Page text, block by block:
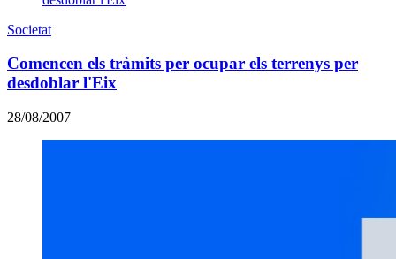
Societat
Comencen els tràmits per ocupar els terrenys per
desdoblar l'Eix
28/08/2007